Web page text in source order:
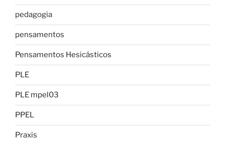
pedagogia
pensamentos
Pensamentos Hesicásticos
PLE
PLE mpel03
PPEL
Praxis